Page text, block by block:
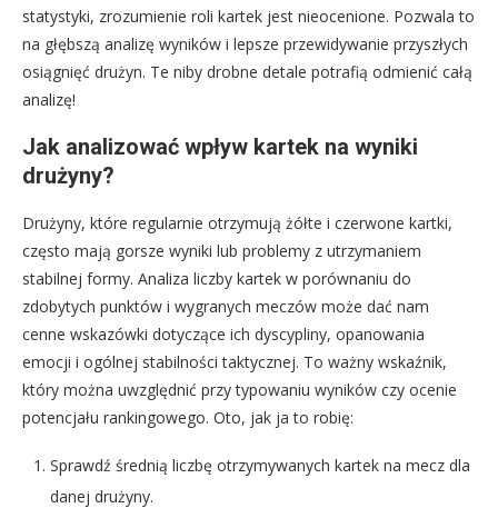
statystyki, zrozumienie roli kartek jest nieocenione. Pozwala to
na głębszą analizę wyników i lepsze przewidywanie przyszłych
osiągnięć drużyn. Te niby drobne detale potrafią odmienić całą
analizę!
Jak analizować wpływ kartek na wyniki
drużyny?
Drużyny, które regularnie otrzymują żółte i czerwone kartki,
często mają gorsze wyniki lub problemy z utrzymaniem
stabilnej formy. Analiza liczby kartek w porównaniu do
zdobytych punktów i wygranych meczów może dać nam
cenne wskazówki dotyczące ich dyscypliny, opanowania
emocji i ogólnej stabilności taktycznej. To ważny wskaźnik,
który można uwzględnić przy typowaniu wyników czy ocenie
potencjału rankingowego. Oto, jak ja to robię:
Sprawdź średnią liczbę otrzymywanych kartek na mecz dla
danej drużyny.